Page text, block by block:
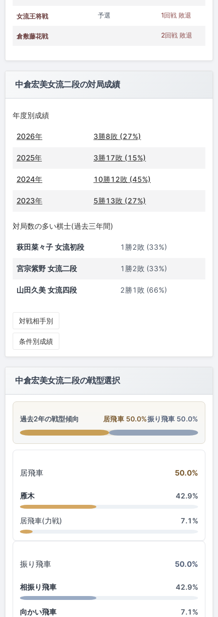
女流王将戦 予選 1回戦 敗退
倉敷藤花戦 2回戦 敗退
中倉宏美女流二段の対局成績
年度別成績
2026年 3勝8敗 (27%)
2025年 3勝17敗 (15%)
2024年 10勝12敗 (45%)
2023年 5勝13敗 (27%)
対局数の多い棋士(過去三年間)
萩田菜々子 女流初段 1勝2敗 (33%)
宮宗紫野 女流二段 1勝2敗 (33%)
山田久美 女流四段 2勝1敗 (66%)
対戦相手別
条件別成績
中倉宏美女流二段の戦型選択
過去2年の戦型傾向 居飛車 50.0%振り飛車 50.0%
居飛車 50.0%
雁木 42.9%
居飛車(力戦) 7.1%
振り飛車 50.0%
相振り飛車 42.9%
向かい飛車 7.1%